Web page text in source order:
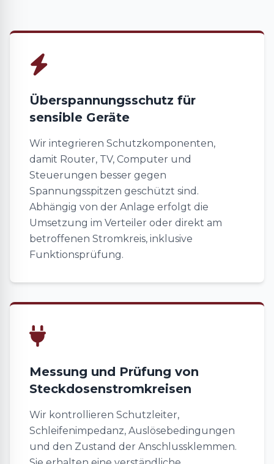
Überspannungsschutz für
sensible Geräte
Wir integrieren Schutzkomponenten,
damit Router, TV, Computer und
Steuerungen besser gegen
Spannungsspitzen geschützt sind.
Abhängig von der Anlage erfolgt die
Umsetzung im Verteiler oder direkt am
betroffenen Stromkreis, inklusive
Funktionsprüfung.
Messung und Prüfung von
Steckdosenstromkreisen
Wir kontrollieren Schutzleiter,
Schleifenimpedanz, Auslösebedingungen
und den Zustand der Anschlussklemmen.